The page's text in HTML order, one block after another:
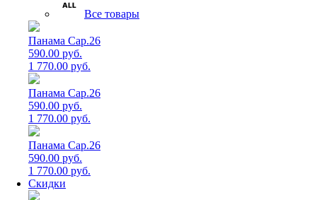
Все товары
Панама Cap.26
590.00 руб.
1 770.00 руб.
Панама Cap.26
590.00 руб.
1 770.00 руб.
Панама Cap.26
590.00 руб.
1 770.00 руб.
Скидки